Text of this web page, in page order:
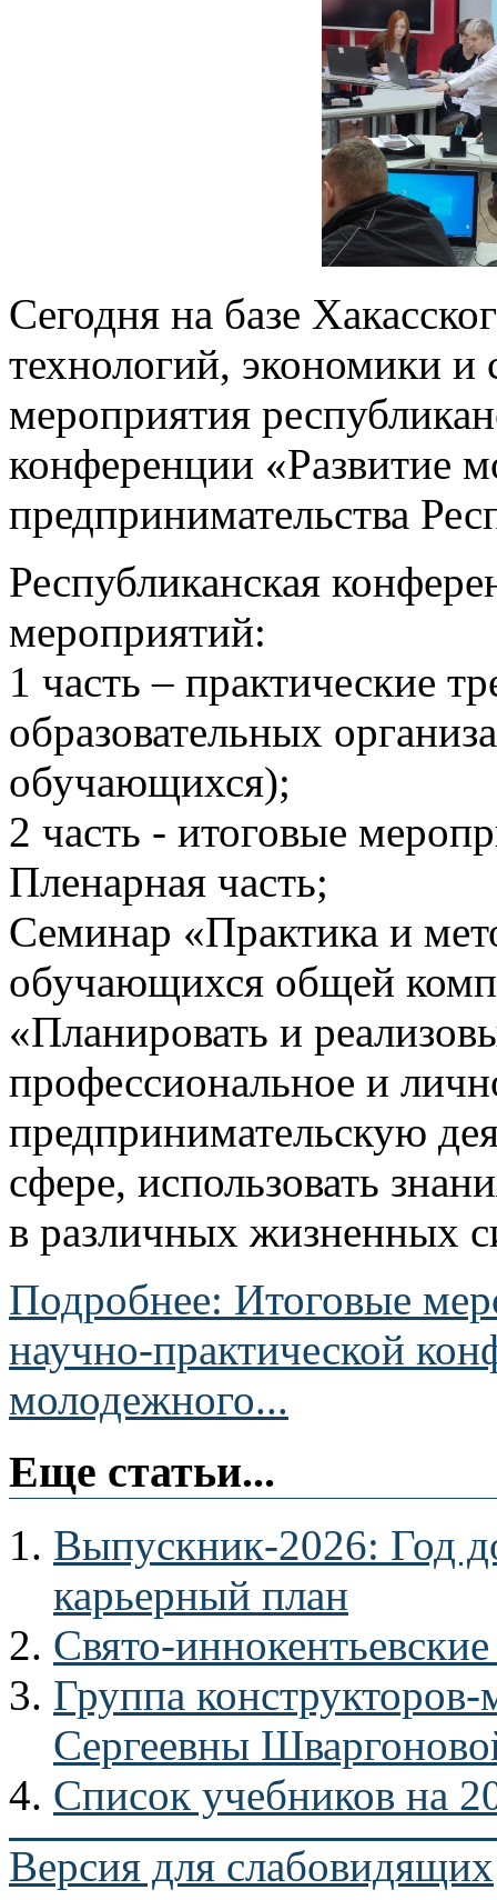
Сегодня на базе
технологий, экономики и
мероприятия
конференции «Развитие
предпринимательства
Республиканская
мероприятий:
1 часть – практические
образовательных
обучающихся);
2 часть - итоговые
Пленарная часть;
Семинар «Практика и
обучающихся общей
«Планировать и
профессиональное и
предпринимательскую
сфере, использовать
в различных жизненных
Подробнее: Итоговые
научно-практической
молодежного...
Еще статьи...
Выпускник-2026: Год
карьерный план
Свято-
Группа
Сергеевны
Список учебников на
Версия для слабовидящих